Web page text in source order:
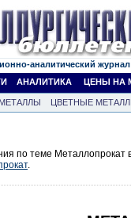
аналитический журнал
АНАЛИТИКА ЦЕНЫ НА
ЦВЕТНЫЕ
по теме Металлопрокат
.